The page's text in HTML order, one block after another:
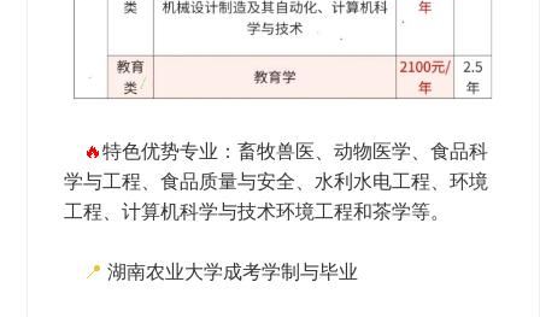
🔥特色优势专业：畜牧兽医、动物医学、食品科
学与工程、食品质量与安全、水利水电工程、环境
工程、计算机科学与技术环境工程和茶学等。
📍湖南农业大学成考学制与毕业